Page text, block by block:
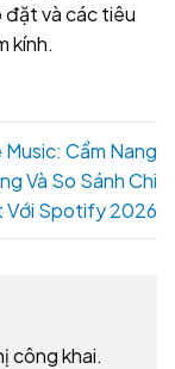
đặt và các tiêu
kính.
Cẩm Nang
Và So Sánh Chi
Với Spotify 2026
công khai.